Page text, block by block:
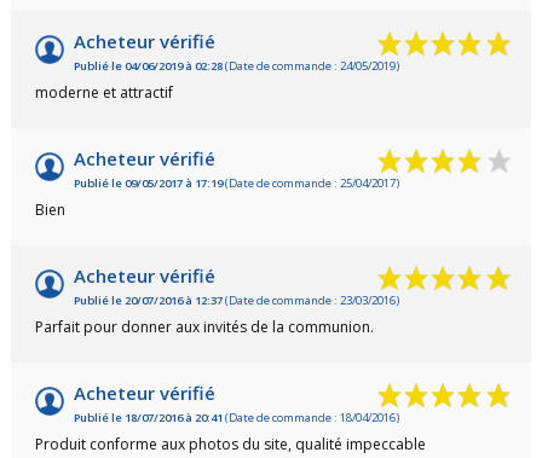
Acheteur vérifié
Publié le 04/06/2019 à 02:28(Date de commande : 24/05/2019)
moderne et attractif
Acheteur vérifié
Publié le 09/05/2017 à 17:19(Date de commande : 25/04/2017)
Bien
Acheteur vérifié
Publié le 20/07/2016 à 12:37(Date de commande : 23/03/2016)
Parfait pour donner aux invités de la communion.
Acheteur vérifié
Publié le 18/07/2016 à 20:41 (Date de commande : 18/04/2016)
Produit conforme aux photos du site, qualité impeccable